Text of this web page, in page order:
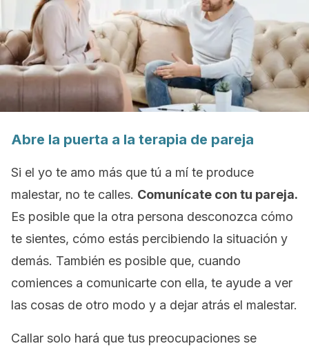
Abre la puerta a la terapia de pareja
Si el yo te amo más que tú a mí te produce
malestar, no te calles. Comunícate con tu pareja.
Es posible que la otra persona desconozca cómo
te sientes, cómo estás percibiendo la situación y
demás. También es posible que, cuando
comiences a comunicarte con ella, te ayude a ver
las cosas de otro modo y a dejar atrás el malestar.
Callar solo hará que tus preocupaciones se